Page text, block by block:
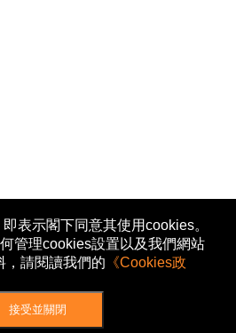
表示閣下同意其使用cookies。
管理cookies設置以及我們網站
，請閱讀我們的 《Cookies政
接受並關閉